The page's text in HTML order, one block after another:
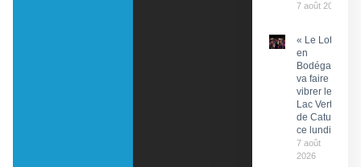
7 août 2026
« Le Lot
en
Bodéga »
va faire
vibrer le
Lac Vert
de Catus
ce lundi
7 août
2026